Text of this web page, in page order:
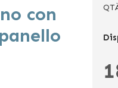
con